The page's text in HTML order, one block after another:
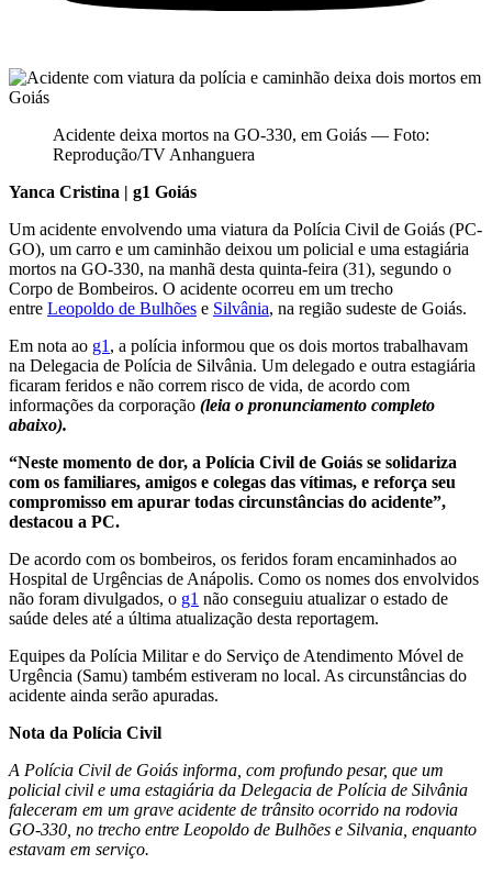
Acidente deixa mortos na GO-330, em Goiás — Foto:
Reprodução/TV Anhanguera
Yanca Cristina | g1 Goiás
Um acidente envolvendo uma viatura da Polícia Civil de Goiás (PC-
GO), um carro e um caminhão deixou um policial e uma estagiária
mortos na GO-330, na manhã desta quinta-feira (31), segundo o
Corpo de Bombeiros. O acidente ocorreu em um trecho
entre Leopoldo de Bulhões e Silvânia, na região sudeste de Goiás.
Em nota ao g1 , a polícia informou que os dois mortos trabalhavam
na Delegacia de Polícia de Silvânia. Um delegado e outra estagiária
ficaram feridos e não correm risco de vida, de acordo com
informações da corporação (leia o pronunciamento completo
abaixo).
“Neste momento de dor, a Polícia Civil de Goiás se solidariza
com os familiares, amigos e colegas das vítimas, e reforça seu
compromisso em apurar todas circunstâncias do acidente”,
destacou a PC.
De acordo com os bombeiros, os feridos foram encaminhados ao
Hospital de Urgências de Anápolis. Como os nomes dos envolvidos
não foram divulgados, o g1 não conseguiu atualizar o estado de
saúde deles até a última atualização desta reportagem.
Equipes da Polícia Militar e do Serviço de Atendimento Móvel de
Urgência (Samu) também estiveram no local. As circunstâncias do
acidente ainda serão apuradas.
Nota da Polícia Civil
A Polícia Civil de Goiás informa, com profundo pesar, que um
policial civil e uma estagiária da Delegacia de Polícia de Silvânia
faleceram em um grave acidente de trânsito ocorrido na rodovia
GO-330, no trecho entre Leopoldo de Bulhões e Silvania, enquanto
estavam em serviço.